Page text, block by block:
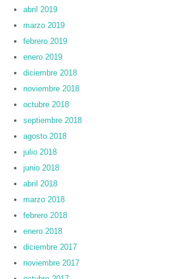
abril 2019
marzo 2019
febrero 2019
enero 2019
diciembre 2018
noviembre 2018
octubre 2018
septiembre 2018
agosto 2018
julio 2018
junio 2018
abril 2018
marzo 2018
febrero 2018
enero 2018
diciembre 2017
noviembre 2017